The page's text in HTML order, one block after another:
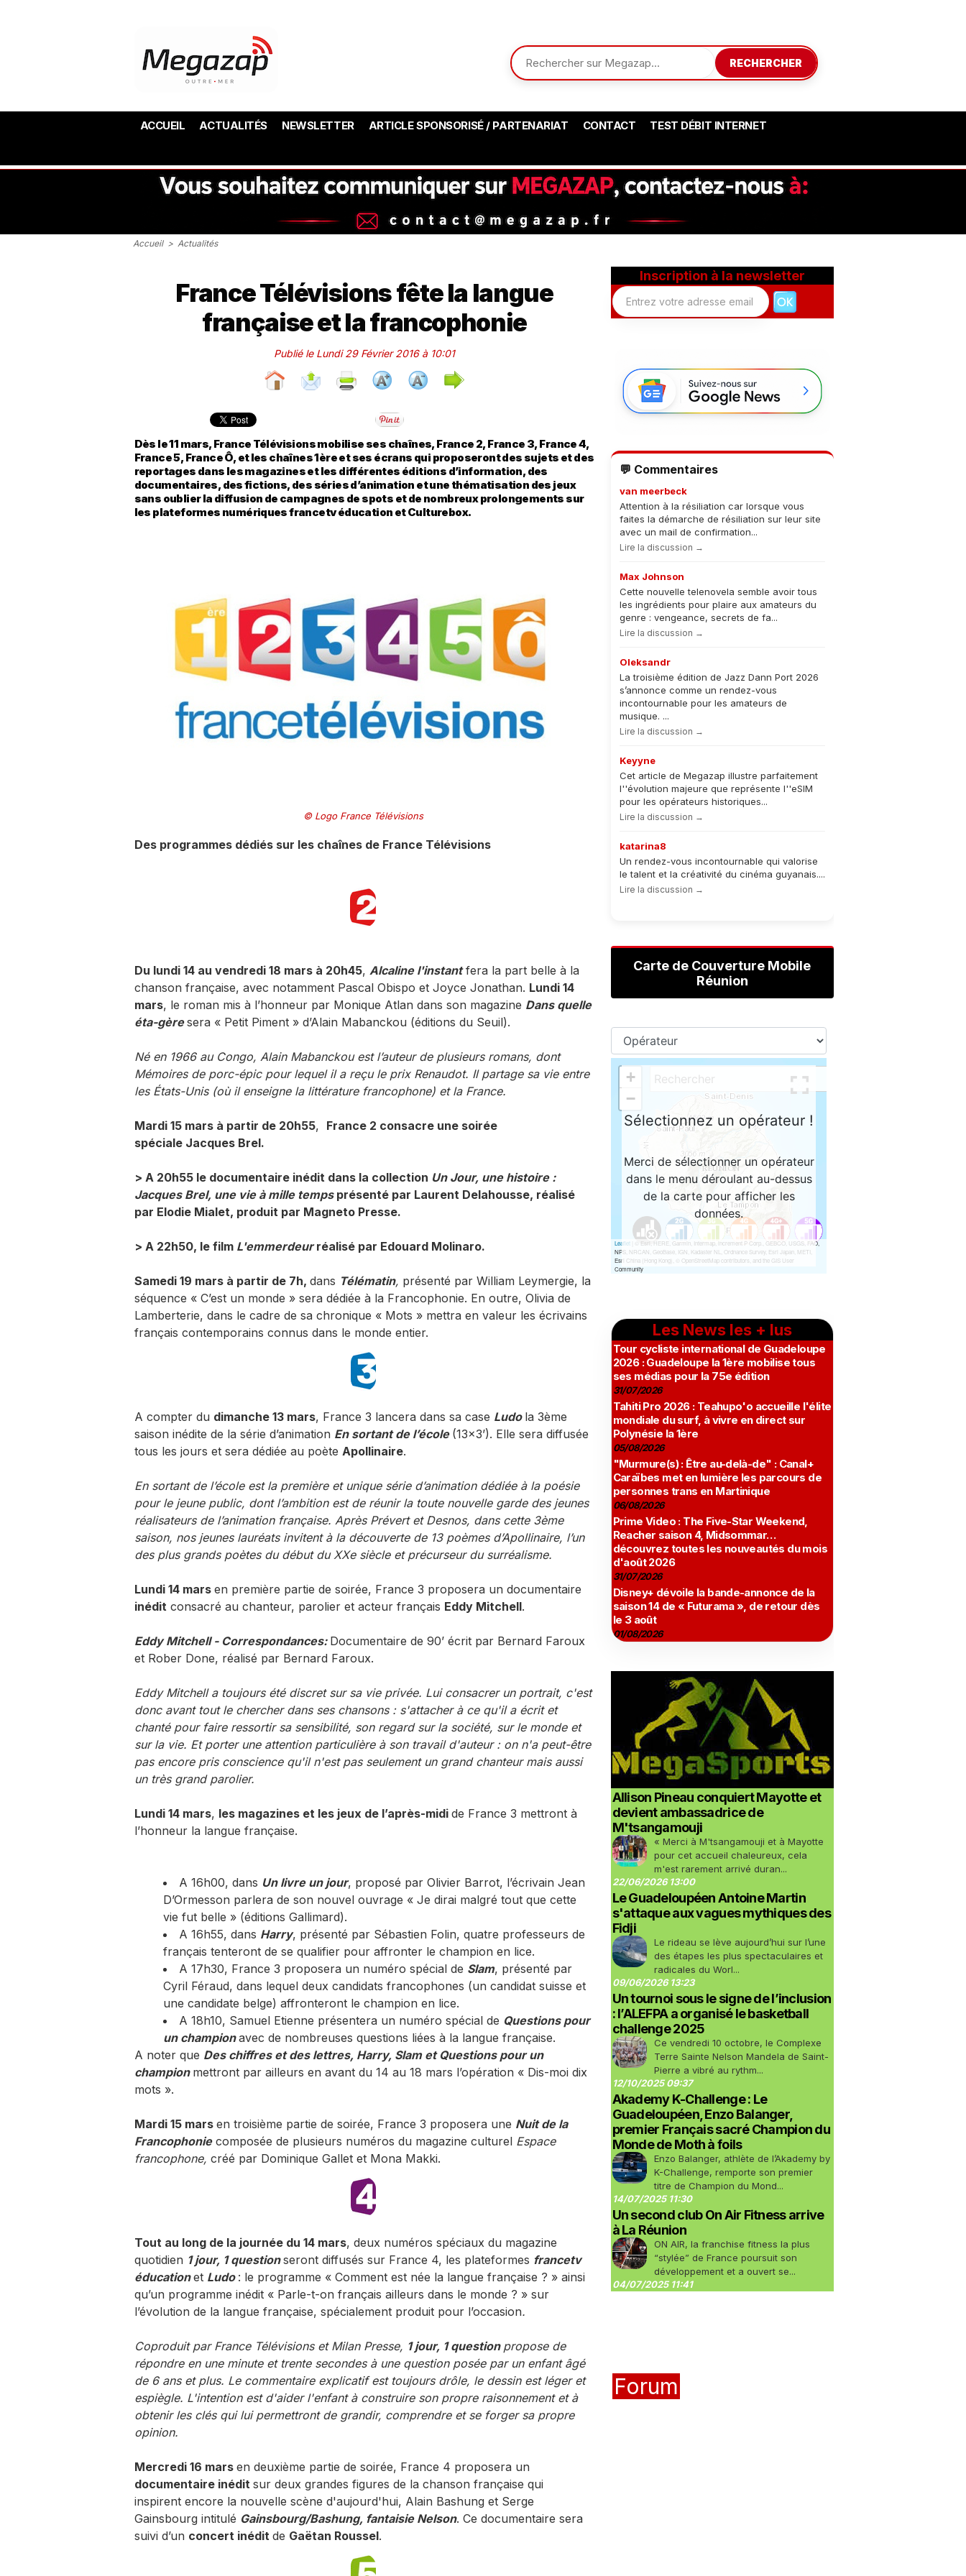
RECHERCHER
ACCUEIL ACTUALITÉS NEWSLETTER ARTICLE SPONSORISÉ / PARTENARIAT CONTACT TEST DÉBIT INTERNET
Accueil > Actualités
France Télévisions fête la langue
française et la francophonie
Publié le Lundi 29 Février 2016 à 10:01
Dès le 11 mars, France Télévisions mobilise ses chaînes, France 2, France 3, France 4,
France 5, France Ô, et les chaînes 1ère et ses écrans qui proposeront des sujets et des
reportages dans les magazines et les différentes éditions d’information, des
documentaires, des fictions, des séries d’animation et une thématisation des jeux
sans oublier la diffusion de campagnes de spots et de nombreux prolongements sur
les plateformes numériques francetv éducation et Culturebox.
© Logo France Télévisions
Des programmes dédiés sur les chaînes de France Télévisions
Du lundi 14 au vendredi 18 mars à 20h45, Alcaline l'instantfera la part belle à la
chanson française, avec notamment Pascal Obispo et Joyce Jonathan. Lundi 14
mars, le roman mis à l’honneur par Monique Atlan dans son magazine Dans quelle
éta-gèresera « Petit Piment » d’Alain Mabanckou (éditions du Seuil).
Né en 1966 au Congo, Alain Mabanckou est l’auteur de plusieurs romans, dont
Mémoires de porc-épic pour lequel il a reçu le prix Renaudot. Il partage sa vie entre
les États-Unis (où il enseigne la littérature francophone) et la France.
Mardi 15 mars à partir de 20h55, France 2 consacre une soirée
spéciale Jacques Brel.
> A 20h55 le documentaire inédit dans la collection Un Jour, une histoire :
Jacques Brel, une vie à mille temps présenté par Laurent Delahousse, réalisé
par Elodie Mialet, produit par Magneto Presse.
> A 22h50, le film L'emmerdeur réalisé par Edouard Molinaro.
Samedi 19 mars à partir de 7h, dans Télématin, présenté par William Leymergie, la
séquence « C’est un monde » sera dédiée à la Francophonie. En outre, Olivia de
Lamberterie, dans le cadre de sa chronique « Mots » mettra en valeur les écrivains
français contemporains connus dans le monde entier.
A compter du dimanche 13 mars, France 3 lancera dans sa case Ludo la 3ème
saison inédite de la série d’animation En sortant de l’école (13x3’). Elle sera diffusée
tous les jours et sera dédiée au poète Apollinaire.
En sortant de l’école est la première et unique série d’animation dédiée à la poésie
pour le jeune public, dont l’ambition est de réunir la toute nouvelle garde des jeunes
réalisateurs de l’animation française. Après Prévert et Desnos, dans cette 3ème
saison, nos jeunes lauréats invitent à la découverte de 13 poèmes d’Apollinaire, l’un
des plus grands poètes du début du XXe siècle et précurseur du surréalisme.
Lundi 14 mars en première partie de soirée, France 3 proposera un documentaire
inéditconsacré au chanteur, parolier et acteur français Eddy Mitchell.
Eddy Mitchell - Correspondances: Documentaire de 90’ écrit par Bernard Faroux
et Rober Done, réalisé par Bernard Faroux.
Eddy Mitchell a toujours été discret sur sa vie privée. Lui consacrer un portrait, c'est
donc avant tout le chercher dans ses chansons : s'attacher à ce qu'il a écrit et
chanté pour faire ressortir sa sensibilité, son regard sur la société, sur le monde et
sur la vie. Et porter une attention particulière à son travail d'auteur : on n'a peut-être
pas encore pris conscience qu'il n'est pas seulement un grand chanteur mais aussi
un très grand parolier.
Lundi 14 mars, les magazines et les jeux de l’après-midi de France 3 mettront à
l’honneur la langue française.
A 16h00, dans Un livre un jour, proposé par Olivier Barrot, l’écrivain Jean
D’Ormesson parlera de son nouvel ouvrage « Je dirai malgré tout que cette
vie fut belle » (éditions Gallimard).
A 16h55, dans Harry, présenté par Sébastien Folin, quatre professeurs de
français tenteront de se qualifier pour affronter le champion en lice.
A 17h30, France 3 proposera un numéro spécial de Slam, présenté par
Cyril Féraud, dans lequel deux candidats francophones (un candidat suisse et
une candidate belge) affronteront le champion en lice.
A 18h10, Samuel Etienne présentera un numéro spécial de Questions pour
un championavec de nombreuses questions liées à la langue française.
A noter que Des chiffres et des lettres, Harry, Slam et Questions pour un
champion mettront par ailleurs en avant du 14 au 18 mars l’opération « Dis-moi dix
mots ».
Mardi 15 mars en troisième partie de soirée, France 3 proposera une Nuit de la
Francophoniecomposée de plusieurs numéros du magazine culturel Espace
francophone, créé par Dominique Gallet et Mona Makki.
Tout au long de la journée du 14 mars, deux numéros spéciaux du magazine
quotidien 1 jour, 1 questionseront diffusés sur France 4, les plateformes francetv
éducationet Ludo : le programme « Comment est née la langue française ? » ainsi
qu’un programme inédit « Parle-t-on français ailleurs dans le monde ? » sur
l’évolution de la langue française, spécialement produit pour l’occasion.
Coproduit par France Télévisions et Milan Presse, 1 jour, 1 question propose de
répondre en une minute et trente secondes à une question posée par un enfant âgé
de 6 ans et plus. Le commentaire explicatif est toujours drôle, le dessin est léger et
espiègle. L'intention est d'aider l'enfant à construire son propre raisonnement et à
obtenir les clés qui lui permettront de grandir, comprendre et se forger sa propre
opinion.
Mercredi 16 mars en deuxième partie de soirée, France 4 proposera un
documentaire inédit sur deux grandes figures de la chanson française qui
inspirent encore la nouvelle scène d'aujourd'hui, Alain Bashung et Serge
Gainsbourg intitulé Gainsbourg/Bashung, fantaisie Nelson. Ce documentaire sera
suivi d’un concert inédit de Gaëtan Roussel.
Inscription à la newsletter
💬 Commentaires
van meerbeck
Attention à la résiliation car lorsque vous
faites la démarche de résiliation sur leur site
avec un mail de confirmation...
Lire la discussion →
Max Johnson
Cette nouvelle telenovela semble avoir tous
les ingrédients pour plaire aux amateurs du
genre : vengeance, secrets de fa...
Lire la discussion →
Oleksandr
La troisième édition de Jazz Dann Port 2026
s’annonce comme un rendez-vous
incontournable pour les amateurs de
musique. ...
Lire la discussion →
Keyyne
Cet article de Megazap illustre parfaitement
l''évolution majeure que représente l''eSIM
pour les opérateurs historiques...
Lire la discussion →
katarina8
Un rendez-vous incontournable qui valorise
le talent et la créativité du cinéma guyanais....
Lire la discussion →
Carte de Couverture Mobile
Réunion
Les News les + lus
Tour cycliste international de Guadeloupe
2026 : Guadeloupe la 1ère mobilise tous
ses médias pour la 75e édition
31/07/2026
Tahiti Pro 2026 : Teahupo'o accueille l'élite
mondiale du surf, à vivre en direct sur
Polynésie la 1ère
05/08/2026
"Murmure(s) : Être au-delà-de" : Canal+
Caraïbes met en lumière les parcours de
personnes trans en Martinique
06/08/2026
Prime Video : The Five-Star Weekend,
Reacher saison 4, Midsommar…
découvrez toutes les nouveautés du mois
d'août 2026
31/07/2026
Disney+ dévoile la bande-annonce de la
saison 14 de « Futurama », de retour dès
le 3 août
01/08/2026
Allison Pineau conquiert Mayotte et
devient ambassadrice de
M'tsangamouji
« Merci à M'tsangamouji et à Mayotte
pour cet accueil chaleureux, cela
m'est rarement arrivé duran...
22/06/2026 13:00
Le Guadeloupéen Antoine Martin
s'attaque aux vagues mythiques des
Fidji
Le rideau se lève aujourd’hui sur l’une
des étapes les plus spectaculaires et
radicales du Worl...
09/06/2026 13:23
Un tournoi sous le signe de l’inclusion
: l’ALEFPA a organisé le basketball
challenge 2025
Ce vendredi 10 octobre, le Complexe
Terre Sainte Nelson Mandela de Saint-
Pierre a vibré au rythm...
12/10/2025 09:37
Akademy K-Challenge : Le
Guadeloupéen, Enzo Balanger,
premier Français sacré Champion du
Monde de Moth à foils
Enzo Balanger, athlète de l’Akademy by
K-Challenge, remporte son premier
titre de Champion du Mond...
14/07/2025 11:30
Un second club On Air Fitness arrive
à La Réunion
ON AIR, la franchise fitness la plus
“stylée” de France poursuit son
développement et a ouvert se...
04/07/2025 11:41
Forum